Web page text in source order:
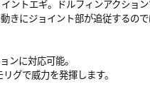
ントエギ。ドルフィンアクション
きにジョイント部が追従するので
ンに対応可能。
グで威力を発揮します。